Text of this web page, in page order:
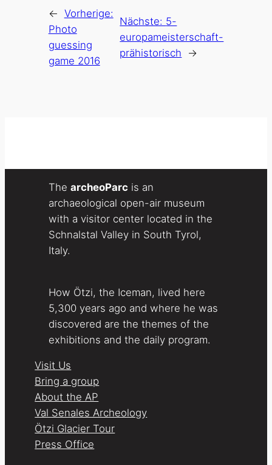
← Vorherige:
Photo
guessing
game 2016
Nächste: 5-
europameisterschaft-
prähistorisch
→
The archeoParc is an
archaeological open-air museum
with a visitor center located in the
Schnalstal Valley in South Tyrol,
Italy.
How Ötzi, the Iceman, lived here
5,300 years ago and where he was
discovered are the themes of the
exhibitions and the daily program.
Visit Us
Bring a group
About the AP
Val Senales Archeology
Ötzi Glacier Tour
Press Office